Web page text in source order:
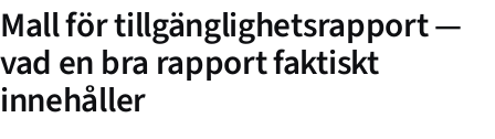
Mall för tillgänglighetsrapport —
vad en bra rapport faktiskt
innehåller